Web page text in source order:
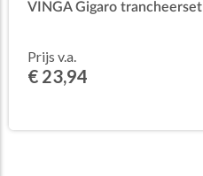
VINGA Gigaro trancheerset
Prijs v.a.
€ 23,94